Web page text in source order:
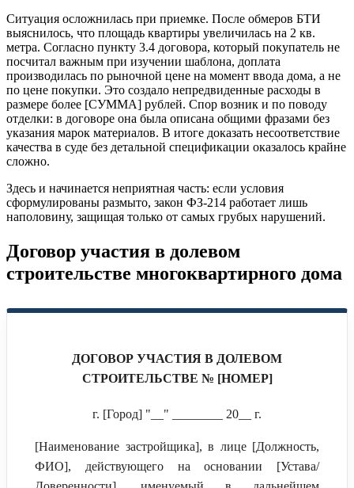
Ситуация осложнилась при приемке. После обмеров БТИ
выяснилось, что площадь квартиры увеличилась на 2 кв.
метра. Согласно пункту 3.4 договора, который покупатель не
посчитал важным при изучении шаблона, доплата
производилась по рыночной цене на момент ввода дома, а не
по цене покупки. Это создало непредвиденные расходы в
размере более [СУММА] рублей. Спор возник и по поводу
отделки: в договоре она была описана общими фразами без
указания марок материалов. В итоге доказать несоответствие
качества в суде без детальной спецификации оказалось крайне
сложно.
Здесь и начинается неприятная часть: если условия
сформулированы размыто, закон ФЗ-214 работает лишь
наполовину, защищая только от самых грубых нарушений.
Договор участия в долевом
строительстве многоквартирного дома
ДОГОВОР УЧАСТИЯ В ДОЛЕВОМ
СТРОИТЕЛЬСТВЕ № [НОМЕР]
г. [Город] "__" ________ 20__ г.
[Наименование застройщика], в лице [Должность,
ФИО], действующего на основании [Устава/